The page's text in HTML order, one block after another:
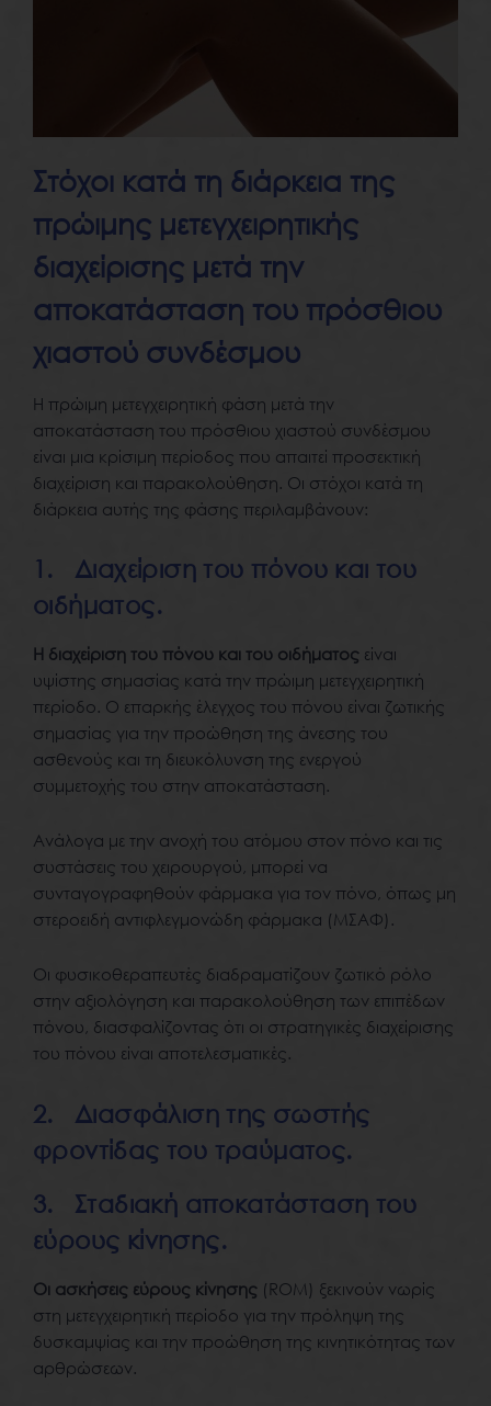
Στόχοι κατά τη διάρκεια της
πρώιμης μετεγχειρητικής
διαχείρισης μετά την
αποκατάσταση του πρόσθιου
χιαστού συνδέσμου
Η πρώιμη μετεγχειρητική φάση μετά την
αποκατάσταση του πρόσθιου χιαστού συνδέσμου
είναι μια κρίσιμη περίοδος που απαιτεί προσεκτική
διαχείριση και παρακολούθηση. Οι στόχοι κατά τη
διάρκεια αυτής της φάσης περιλαμβάνουν:
1. Διαχείριση του πόνου και του
οιδήματος.
Η διαχείριση του πόνου και του οιδήματος είναι
υψίστης σημασίας κατά την πρώιμη μετεγχειρητική
περίοδο. Ο επαρκής έλεγχος του πόνου είναι ζωτικής
σημασίας για την προώθηση της άνεσης του
ασθενούς και τη διευκόλυνση της ενεργού
συμμετοχής του στην αποκατάσταση.
Ανάλογα με την ανοχή του ατόμου στον πόνο και τις
συστάσεις του χειρουργού, μπορεί να
συνταγογραφηθούν φάρμακα για τον πόνο, όπως μη
στεροειδή αντιφλεγμονώδη φάρμακα (ΜΣΑΦ).
Οι φυσικοθεραπευτές διαδραματίζουν ζωτικό ρόλο
στην αξιολόγηση και παρακολούθηση των επιπέδων
πόνου, διασφαλίζοντας ότι οι στρατηγικές διαχείρισης
του πόνου είναι αποτελεσματικές.
2. Διασφάλιση της σωστής
φροντίδας του τραύματος.
3. Σταδιακή αποκατάσταση του
εύρους κίνησης.
Οι ασκήσεις εύρους κίνησης (ROM) ξεκινούν νωρίς
στη μετεγχειρητική περίοδο για την πρόληψη της
δυσκαμψίας και την προώθηση της κινητικότητας των
αρθρώσεων.